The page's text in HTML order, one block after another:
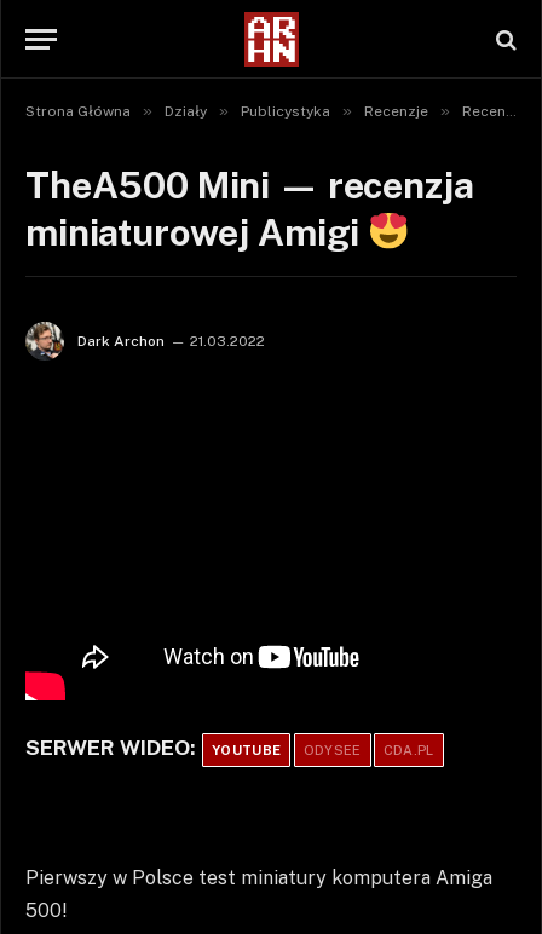
Strona Główna » Działy » Publicystyka » Recenzje » Recenzje sprzętu
TheA500 Mini — recenzja
miniaturowej Amigi
Dark Archon 21.03.2022
SERWER WIDEO: YOUTUBE ODYSEE CDA.PL
Pierwszy w Polsce test miniatury komputera Amiga
500!